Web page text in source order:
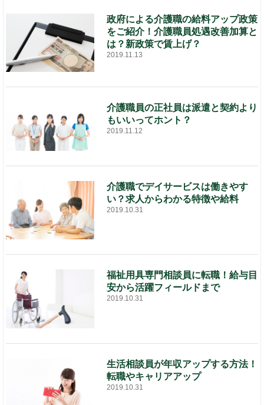
政府による介護職の給料アップ政策
をご紹介！介護職員処遇改善加算と
は？新政策で賃上げ？
2019.11.13
介護職員の正社員は派遣と契約より
もいいってホント？
2019.11.12
介護職でデイサービスは働きやす
い？求人からわかる特徴や給料
2019.10.31
福祉用具専門相談員に転職！給与目
安から活躍フィールドまで
2019.10.31
生活相談員が年収アップする方法！
転職やキャリアアップ
2019.10.31